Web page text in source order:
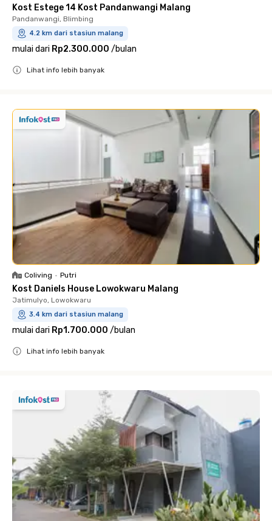
Kost Estege 14 Kost Pandanwangi Malang
Pandanwangi, Blimbing
4.2 km dari stasiun malang
mulai dari Rp2.300.000 /bulan
Lihat info lebih banyak
Coliving • Putri
Kost Daniels House Lowokwaru Malang
Jatimulyo, Lowokwaru
3.4 km dari stasiun malang
mulai dari Rp1.700.000 /bulan
Lihat info lebih banyak